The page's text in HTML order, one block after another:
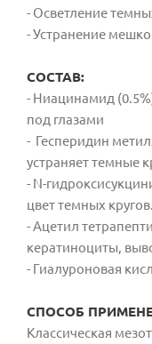
- Осветление
- Устранение
СОСТАВ:
- Ниацинамид
под глазами
- Гесперидин
устраняет темные
- N-
цвет темных кругов.
- Ацетил
кератиноциты,
- Гиалуроновая
СПОСОБ
Классическая